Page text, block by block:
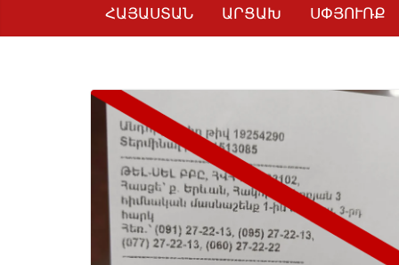
ՀԱՅԱՍՏԱՆ ԱՐՑԱԽ ՍՓՅՈՒՌՔ